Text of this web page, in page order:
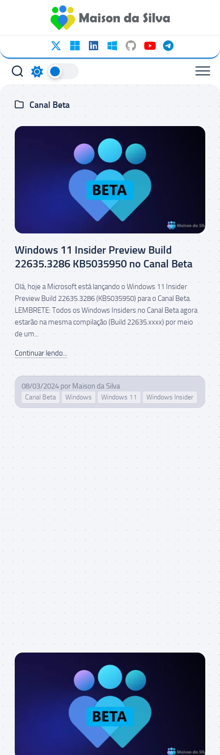
conteúdo
Canal Beta
Windows 11 Insider Preview Build
22635.3286 KB5035950 no Canal Beta
Olá, hoje a Microsoft está lançando o Windows 11 Insider
Preview Build 22635.3286 (KB5035950) para o Canal Beta.
LEMBRETE: Todos os Windows Insiders no Canal Beta agora
estarão na mesma compilação (Build 22635.xxxx) por meio
de um...
Continuar lendo...
08/03/2024 por Maison da Silva
Canal Beta Windows Windows 11 Windows Insider